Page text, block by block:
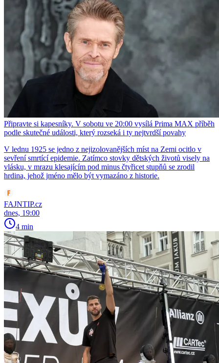
Připravte si kapesníky. V sobotu ve 20:00 vysílá Prima MAX příběh
podle skutečné události, který rozseká i ty nejtvrdší povahy
V lednu 1925 se jedno z nejizolovanějších míst na Zemi ocitlo v
sevření smrtící epidemie. Zatímco stovky dětských životů visely na
vlásku, v mrazu klesajícím pod minus čtyřicet stupňů se zrodil
hrdina, jehož jméno mělo být vymazáno z historie.
FAJNTIP.cz
dnes, 19:00
4 min